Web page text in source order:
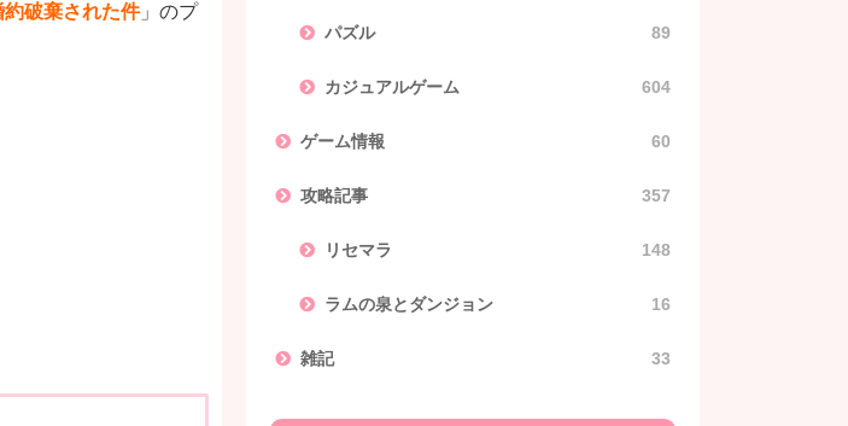
破棄された件」のプ
パズル 89
カジュアルゲーム 604
ゲーム情報 60
攻略記事 357
リセマラ 148
ラムの泉とダンジョン 16
雑記 33